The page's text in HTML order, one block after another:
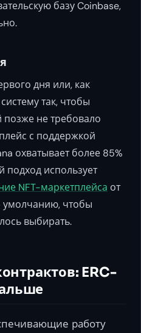
базу Coinbase,
дня или, как
так, чтобы
позже не требовало
с поддержкой
охватывает более 85%
подход использует
NFT-маркетплейса от
умолчанию, чтобы
выбирать.
ERC-
работу